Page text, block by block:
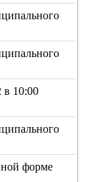
в 10:00
форме